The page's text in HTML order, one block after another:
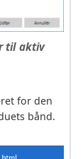
til aktiv
for den
bånd.